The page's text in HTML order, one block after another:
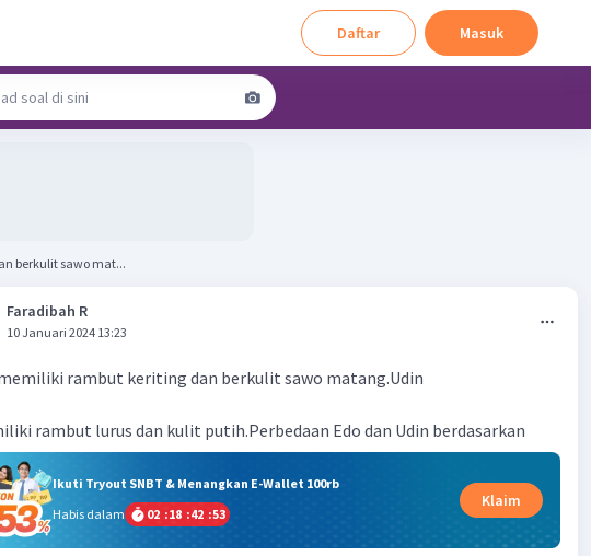
Daftar Masuk
berkulit sawo mat...
Faradibah R
10 Januari 2024 13:23
rambut keriting dan berkulit sawo matang.Udin
rambut lurus dan kulit putih.Perbedaan Edo dan Udin berdasarkan
Ikuti Tryout SNBT & Menangkan E-Wallet 100rb
Habis dalam
02 :18 :42 :53
Klaim